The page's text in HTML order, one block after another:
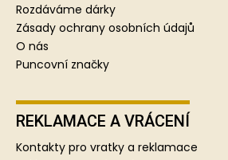
Rozdáváme dárky
Zásady ochrany osobních údajů
O nás
Puncovní značky
REKLAMACE A VRÁCENÍ
Kontakty pro vratky a reklamace